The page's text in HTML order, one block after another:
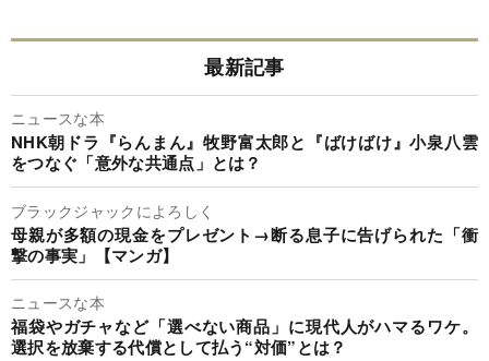
最新記事
ニュースな本
NHK朝ドラ『らんまん』牧野富太郎と『ばけばけ』小泉八雲
をつなぐ「意外な共通点」とは？
ブラックジャックによろしく
母親が多額の現金をプレゼント→断る息子に告げられた「衝
撃の事実」【マンガ】
ニュースな本
福袋やガチャなど「選べない商品」に現代人がハマるワケ。
選択を放棄する代償として払う“対価”とは？